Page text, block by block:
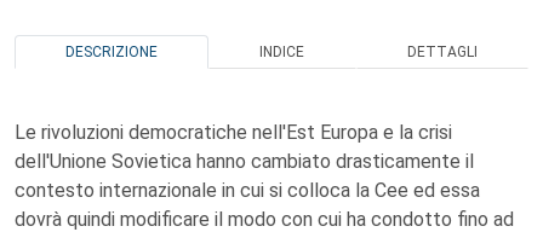
DESCRIZIONE INDICE DETTAGLI
Le rivoluzioni democratiche nell'Est Europa e la crisi
dell'Unione Sovietica hanno cambiato drasticamente il
contesto internazionale in cui si colloca la Cee ed essa
dovrà quindi modificare il modo con cui ha condotto fino ad